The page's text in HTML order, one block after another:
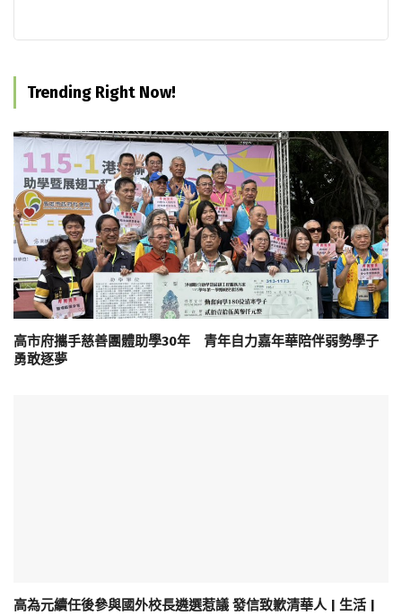
Trending Right Now!
高市府攜手慈善團體助學30年 青年自力嘉年華陪伴弱勢學子
勇敢逐夢
高為元續任後參與國外校長遴選惹議 發信致歉清華人 | 生活 |